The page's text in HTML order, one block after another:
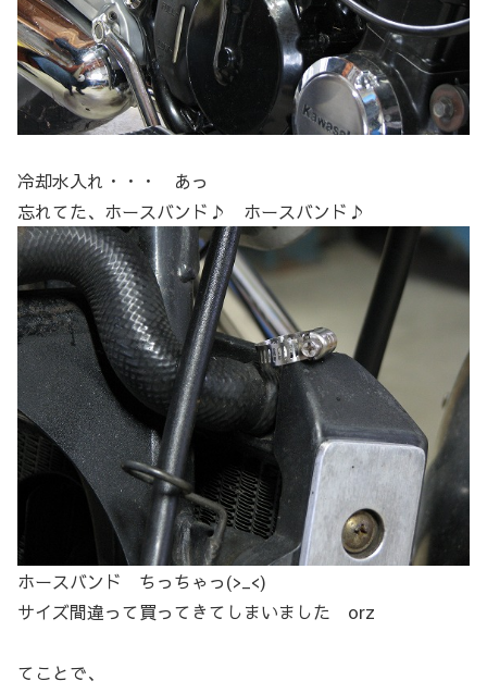
冷却水入れ・・・ あっ
忘れてた、ホースバンド♪ ホースバンド♪
ホースバンド ちっちゃっ(>_<)
サイズ間違って買ってきてしまいました orz
てことで、